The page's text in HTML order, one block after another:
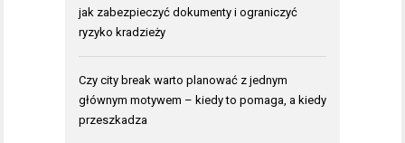
jak zabezpieczyć dokumenty i ograniczyć
ryzyko kradzieży
Czy city break warto planować z jednym
głównym motywem – kiedy to pomaga, a kiedy
przeszkadza